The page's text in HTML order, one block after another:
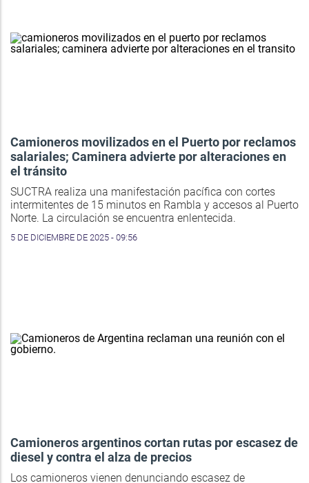
Camioneros movilizados en el Puerto por reclamos
salariales; Caminera advierte por alteraciones en
el tránsito
SUCTRA realiza una manifestación pacífica con cortes
intermitentes de 15 minutos en Rambla y accesos al Puerto
Norte. La circulación se encuentra enlentecida.
5 DE DICIEMBRE DE 2025 - 09:56
Camioneros argentinos cortan rutas por escasez de
diesel y contra el alza de precios
Los camioneros vienen denunciando escasez de